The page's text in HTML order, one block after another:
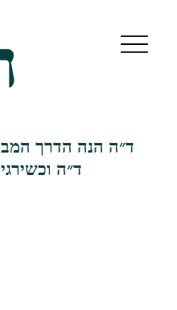
ד״ה הנה הדרך
ד״ה